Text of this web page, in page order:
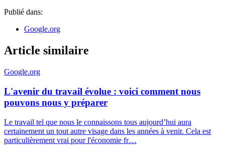
Publié dans:
Google.org
Article similaire
Google.org
L'avenir du travail évolue : voici comment nous
pouvons nous y préparer
Le travail tel que nous le connaissons tous aujourd’hui aura
certainement un tout autre visage dans les années à venir. Cela est
particulièrement vrai pour l'économie fr…